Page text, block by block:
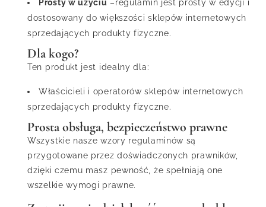
Prosty w użyciu –regulamin jest prosty w edycji i
dostosowany do większości sklepów internetowych
sprzedających produkty fizyczne.
Dla kogo?
Ten produkt jest idealny dla:
Właścicieli i operatorów sklepów internetowych
sprzedających produkty fizyczne.
Prosta obsługa, bezpieczeństwo prawne
Wszystkie nasze wzory regulaminów są
przygotowane przez doświadczonych prawników,
dzięki czemu masz pewność, że spełniają one
wszelkie wymogi prawne.